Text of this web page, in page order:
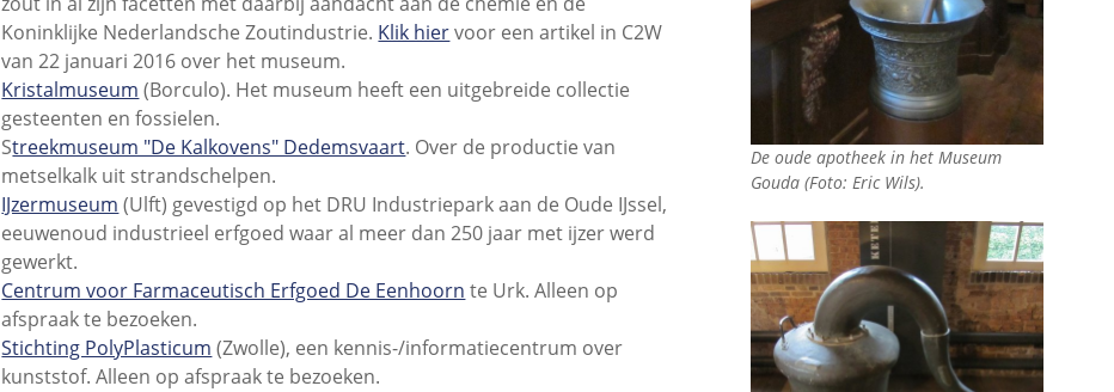
Koninklijke Nederlandsche Zoutindustrie. Klik hiervoor een artikel in C2W
van 22 januari 2016 over het museum.
Kristalmuseum (Borculo). Het museum heeft een uitgebreide collectie
gesteenten en fossielen.
Streekmuseum "De Kalkovens" Dedemsvaart. Over de productie van
metselkalk uit strandschelpen.
IJzermuseum (Ulft) gevestigd op het DRU Industriepark aan de Oude IJssel,
eeuwenoud industrieel erfgoed waar al meer dan 250 jaar met ijzer werd
gewerkt.
Centrum voor Farmaceutisch Erfgoed De Eenhoorn te Urk. Alleen op
afspraak te bezoeken.
Stichting PolyPlasticum (Zwolle), een kennis-/informatiecentrum over
kunststof. Alleen op afspraak te bezoeken.
De oude apotheek in het Museum
Gouda (Foto: Eric Wils).